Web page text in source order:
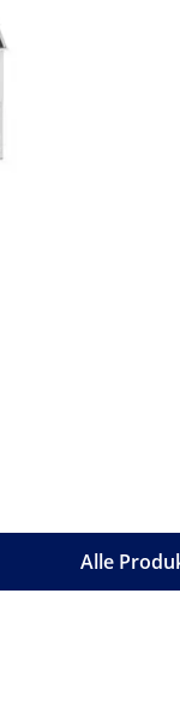
Alle